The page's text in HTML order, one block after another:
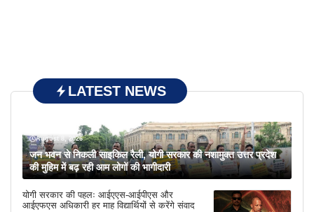
LATEST NEWS
August 8, 2026
जन भवन से निकली साइकिल रैली, योगी सरकार की नशामुक्त उत्तर प्रदेश
की मुहिम में बढ़ रही आम लोगों की भागीदारी
योगी सरकार की पहलः आईएएस-आईपीएस और
आईएफएस अधिकारी हर माह विद्यार्थियों से करेंगे संवाद